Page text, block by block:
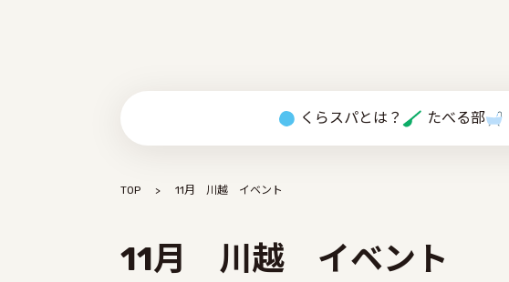
くらスパとは？ たべる部
TOP 11月 川越 イベント
11月 川越 イベント